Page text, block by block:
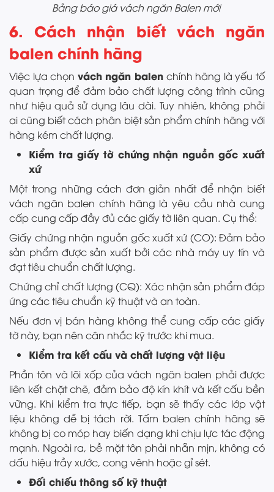
Bảng báo giá vách ngăn Balen mới
6. Cách nhận biết vách ngăn
balen chính hãng
Việc lựa chọn vách ngăn balen chính hãng là yếu tố
quan trọng để đảm bảo chất lượng công trình cũng
như hiệu quả sử dụng lâu dài. Tuy nhiên, không phải
ai cũng biết cách phân biệt sản phẩm chính hãng với
hàng kém chất lượng.
Kiểm tra giấy tờ chứng nhận nguồn gốc xuất
xứ
Một trong những cách đơn giản nhất để nhận biết
vách ngăn balen chính hãng là yêu cầu nhà cung
cấp cung cấp đầy đủ các giấy tờ liên quan. Cụ thể:
Giấy chứng nhận nguồn gốc xuất xứ (CO): Đảm bảo
sản phẩm được sản xuất bởi các nhà máy uy tín và
đạt tiêu chuẩn chất lượng.
Chứng chỉ chất lượng (CQ): Xác nhận sản phẩm đáp
ứng các tiêu chuẩn kỹ thuật và an toàn.
Nếu đơn vị bán hàng không thể cung cấp các giấy
tờ này, bạn nên cân nhắc kỹ trước khi mua.
Kiểm tra kết cấu và chất lượng vật liệu
Phần tôn và lõi xốp của vách ngăn balen phải được
liên kết chặt chẽ, đảm bảo độ kín khít và kết cấu bền
vững. Khi kiểm tra trực tiếp, bạn sẽ thấy các lớp vật
liệu không dễ bị tách rời. Tấm balen chính hãng sẽ
không bị co móp hay biến dạng khi chịu lực tác động
mạnh. Ngoài ra, bề mặt tôn phải nhẵn mịn, không có
dấu hiệu trầy xước, cong vênh hoặc gỉ sét.
Đối chiếu thông số kỹ thuật